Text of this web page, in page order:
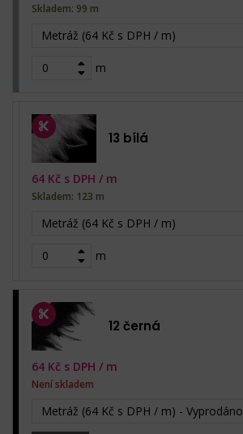
Metráž (64 Kč s DPH / m)
m
Skladem: 99 m
13 bílá
Metráž (64 Kč s DPH / m)
m
64 Kč s DPH / m
Skladem: 123 m
12 černá
Metráž (64 Kč s DPH / m) - Vyprodáno
64 Kč s DPH / m
Není skladem